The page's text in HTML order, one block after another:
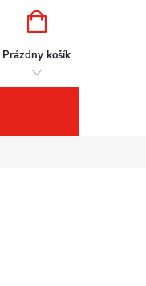
NÁKUPNÝ
Prázdny košík